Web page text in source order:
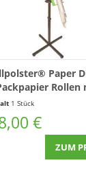
Paper
Rollen
Höhe 120 -
1 Stück
€
ZUM